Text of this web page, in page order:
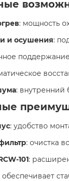
: мощность
и осушения:
: внутренний
: удобство
: очистка
101:
обеспечивает